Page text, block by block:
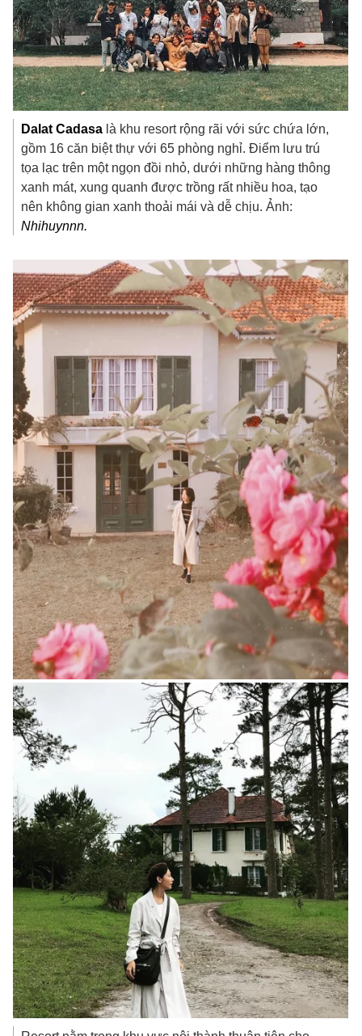
Dalat Cadasa là khu resort rộng rãi với sức chứa lớn,
gồm 16 căn biệt thự với 65 phòng nghỉ. Điểm lưu trú
tọa lạc trên một ngọn đồi nhỏ, dưới những hàng thông
xanh mát, xung quanh được trồng rất nhiều hoa, tạo
nên không gian xanh thoải mái và dễ chịu. Ảnh:
Nhihuynnn.